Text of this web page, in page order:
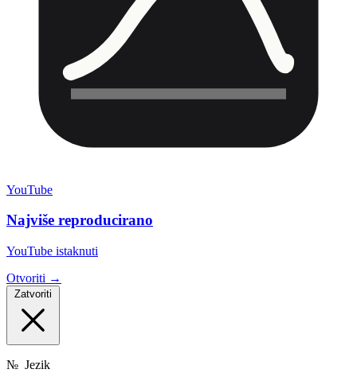
YouTube
Najviše reproducirano
YouTube istaknuti
Otvoriti →
Zatvoriti
№ Jezik